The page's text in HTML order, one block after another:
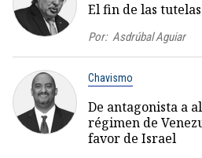
El fin de las
Por: Asdrúbal Aguiar
Chavismo
De antagonista a
régimen de
favor de Israel